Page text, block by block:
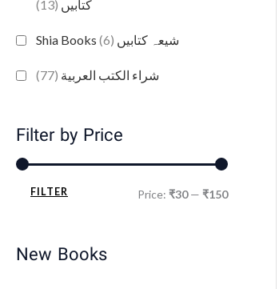
کتابیں (13)
Shia Books شیعہ کتابیں (6)
شراء الكتب العربية (77)
Filter by Price
FILTER Price: ₹30— ₹150
New Books